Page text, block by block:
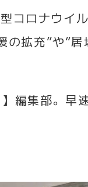
ロナウイル
拡充”や“
編集部。早